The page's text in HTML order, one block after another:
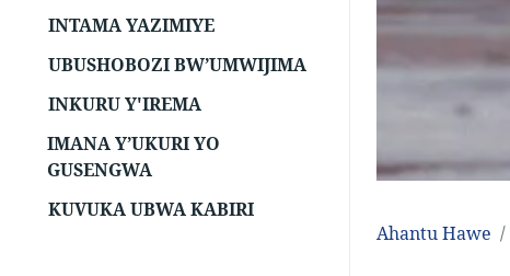
INTAMA YAZIMIYE
UBUSHOBOZI BW’UMWIJIMA
INKURU Y'IREMA
IMANA Y’UKURI YO
GUSENGWA
KUVUKA UBWA KABIRI
Ahantu Hawe